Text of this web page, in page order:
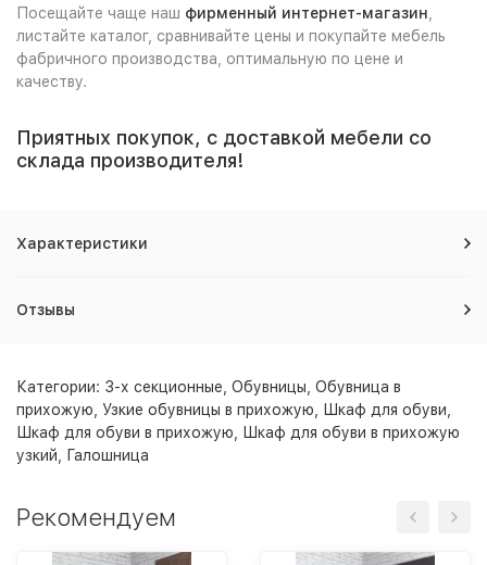
Посещайте чаще наш фирменный интернет-магазин
листайте каталог, сравнивайте цены и покупайте мебель
фабричного производства, оптимальную по цене и
качеству.
Приятных покупок, с доставкой мебели со
склада производителя!
Характеристики
Отзывы
Категории: 3-х секционные Обувницы Обувница в
прихожую
Узкие обувницы в прихожую Шкаф для обуви
Шкаф для обуви в прихожую
Шкаф для обуви в прихожую
узкий
Галошница
Рекомендуем